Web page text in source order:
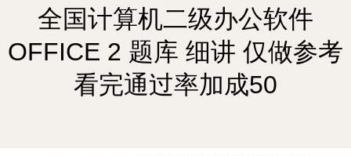
全国计算机二级办公软件
OFFICE 2 题库 细讲 仅做参考
看完通过率加成50